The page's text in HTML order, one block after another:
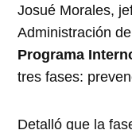
Josué Morales,
Administración
Programa
tres fases:
Detalló que la